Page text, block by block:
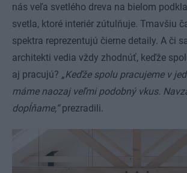
nás veľa svetlého dreva na bielom
svetla, ktoré interiér zútulňuje. Tmavšiu
spektra reprezentujú čierne detaily. A či
architekti vedia vždy zhodnúť, keďže
aj pracujú? „Keďže spolu pracujeme v
máme naozaj veľmi podobný vkus.
dopĺňame,“prezradili.